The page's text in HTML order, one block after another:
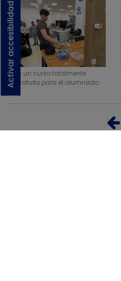
Activar accesibilidad
Es un curso totalmente
gratuito para el alumnado